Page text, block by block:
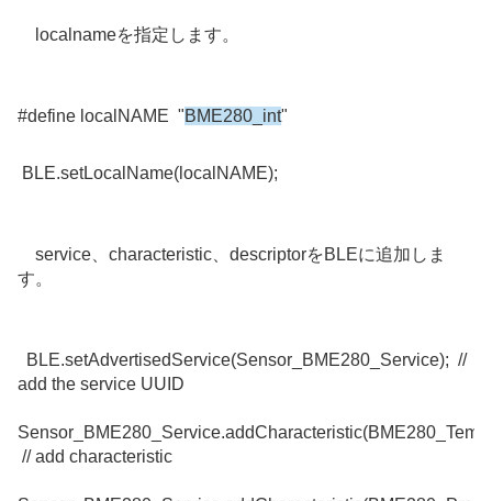
localnameを指定します。
#define localNAME "BME280_int"
BLE.setLocalName(localNAME);
service、characteristic、descriptorをBLEに追加しま
す。
BLE.setAdvertisedService(Sensor_BME280_Service); //
add the service UUID
Sensor_BME280_Service.addCharacteristic
// add characteristic